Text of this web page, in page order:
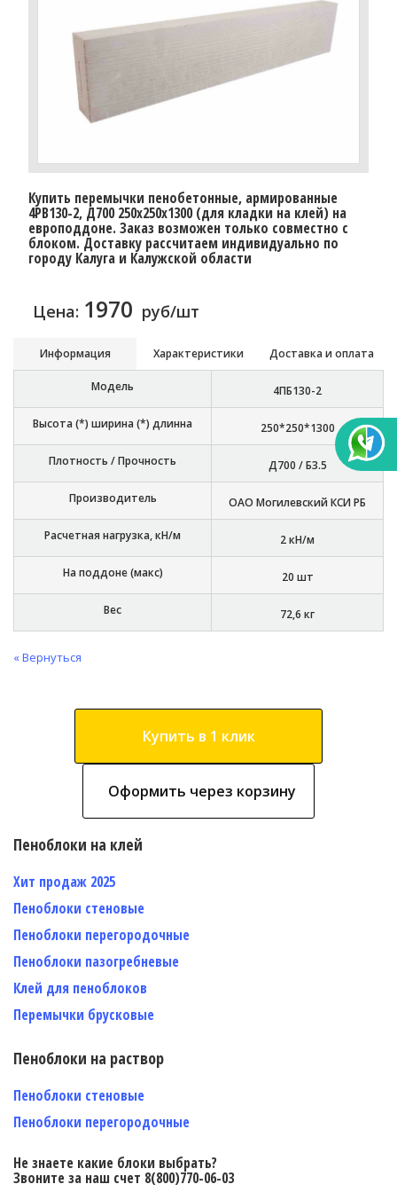
Купить перемычки пенобетонные, армированные
4PB130-2, Д700 250х250х1300 (для кладки на клей) на
европоддоне. Заказ возможен только совместно с
блоком. Доставку рассчитаем индивидуально по
городу Калуга и Калужской области
Цена: 1970 руб/шт
Информация Характеристики Доставка и оплата
Модель 4ПБ130-2
Высота (*) ширина (*) длинна 250*250*1300
Плотность / Прочность Д700 / Б3.5
Производитель ОАО Могилевский КСИ РБ
Расчетная нагрузка, кН/м 2 кН/м
На поддоне (макс) 20 шт
Вес 72,6 кг
« Вернуться
Купить в 1 клик
Оформить через корзину
Пеноблоки на клей
Хит продаж 2025
Пеноблоки стеновые
Пеноблоки перегородочные
Пеноблоки пазогребневые
Клей для пеноблоков
Перемычки брусковые
Пеноблоки на раствор
Пеноблоки стеновые
Пеноблоки перегородочные
Не знаете какие блоки выбрать?
Звоните за наш счет 8(800)770-06-03